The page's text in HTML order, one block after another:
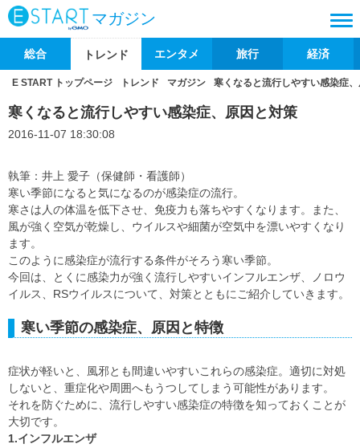
マガジン
総合 トレンド エンタメ 旅行 経済
E START トップページ トレンド マガジン 寒くなると流行しやすい感染症
寒くなると流行しやすい感染症、原因と対策
2016-11-07 18:30:08
執筆：井上 愛子（保健師・看護師）
寒い季節になると気になるのが感染症の流行。
寒さは人の体温を低下させ、免疫力も落ちやすくなります。また、
風が強く空気が乾燥し、ウイルスや細菌が空気中を漂いやすくなり
ます。
このように感染症が流行する条件がそろう寒い季節。
今回は、とくに感染力が強く流行しやすいインフルエンザ、ノロウ
イルス、RSウイルスについて、対策とともにご紹介していきます。
寒い季節の感染症、原因と特徴
症状が軽いと、風邪とも間違いやすいこれらの感染症。適切に対処
しないと、重症化や周囲へもうつしてしまう可能性があります。
それを防ぐために、流行しやすい感染症の特徴を知っておくことが
大切です。
1.インフルエンザ